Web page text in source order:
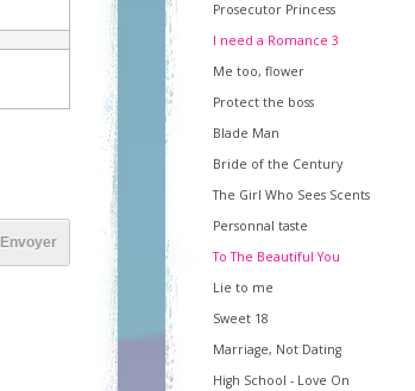
Envoyer
Prosecutor Princess
I need a Romance 3
Me too, flower
Protect the boss
Blade Man
Bride of the Century
The Girl Who Sees Scents
Personnal taste
To The Beautiful You
Lie to me
Sweet 18
Marriage, Not Dating
High School - Love On